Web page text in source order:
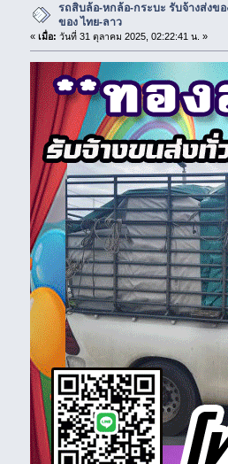
รถสิบล้อ-หกล้อ-กระบะ รับจ้างส่งข
ของ ไทย-ลาว
« เมื่อ: วันที่ 31 ตุลาคม 2025, 02:22:41 น. »